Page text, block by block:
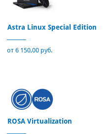
Astra Linux Special Edition
от 6 150,00 руб.
ROSA Virtualization